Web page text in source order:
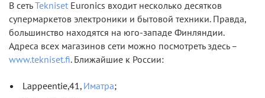
В сетьTekniset Euronics входит несколько десятков
супермаркетов электроники и бытовой техники. Правда,
большинство находятся на юго-западе Финляндии.
Адреса всех магазинов сети можно посмотреть здесь –
www.tekniset.fi. Ближайшие к России:
Lappeentie,41, Иматра;